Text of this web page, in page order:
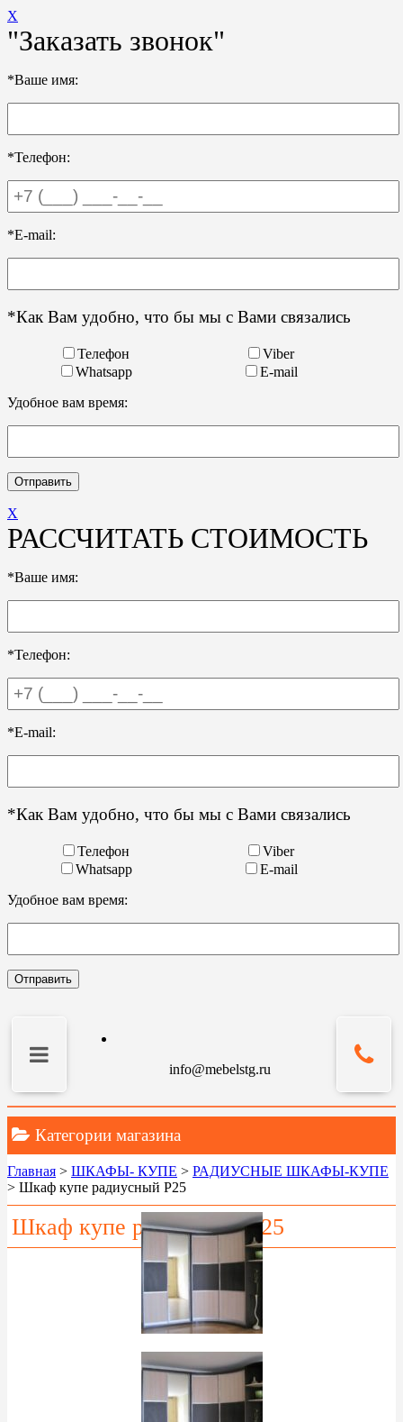
X
"Заказать звонок"
*Ваше имя:
*Телефон:
*E-mail:
*Как Вам удобно, что бы мы с Вами связались
Телефон
Viber
Whatsapp
E-mail
Удобное вам время:
X
РАССЧИТАТЬ СТОИМОСТЬ
*Ваше имя:
*Телефон:
*E-mail:
*Как Вам удобно, что бы мы с Вами связались
Телефон
Viber
Whatsapp
E-mail
Удобное вам время:
info@mebelstg.ru
Категории магазина
Главная > ШКАФЫ- КУПЕ > РАДИУСНЫЕ ШКАФЫ-КУПЕ
> Шкаф купе радиусный Р25
Шкаф купе радиусный Р25